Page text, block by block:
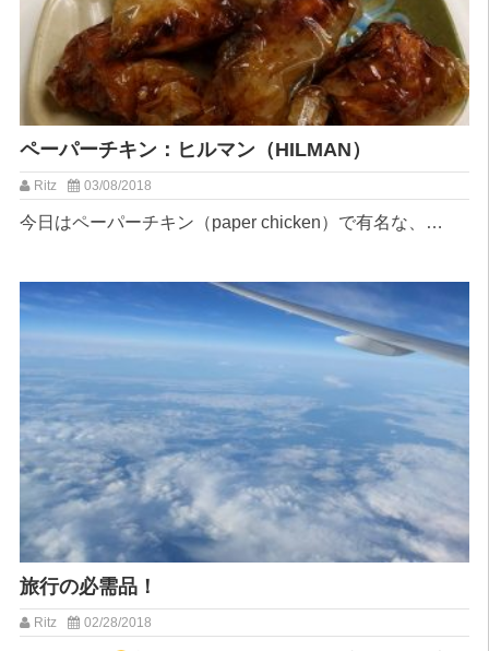
ペーパーチキン：ヒルマン（HILMAN）
Ritz 03/08/2018
今日はペーパーチキン（paper chicken）で有名な、…
旅行の必需品！
Ritz 02/28/2018